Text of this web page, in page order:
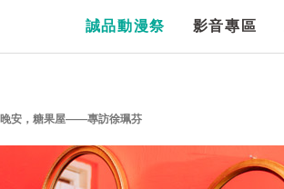
誠品動漫祭 影音專區
晚安，糖果屋——專訪徐珮芬